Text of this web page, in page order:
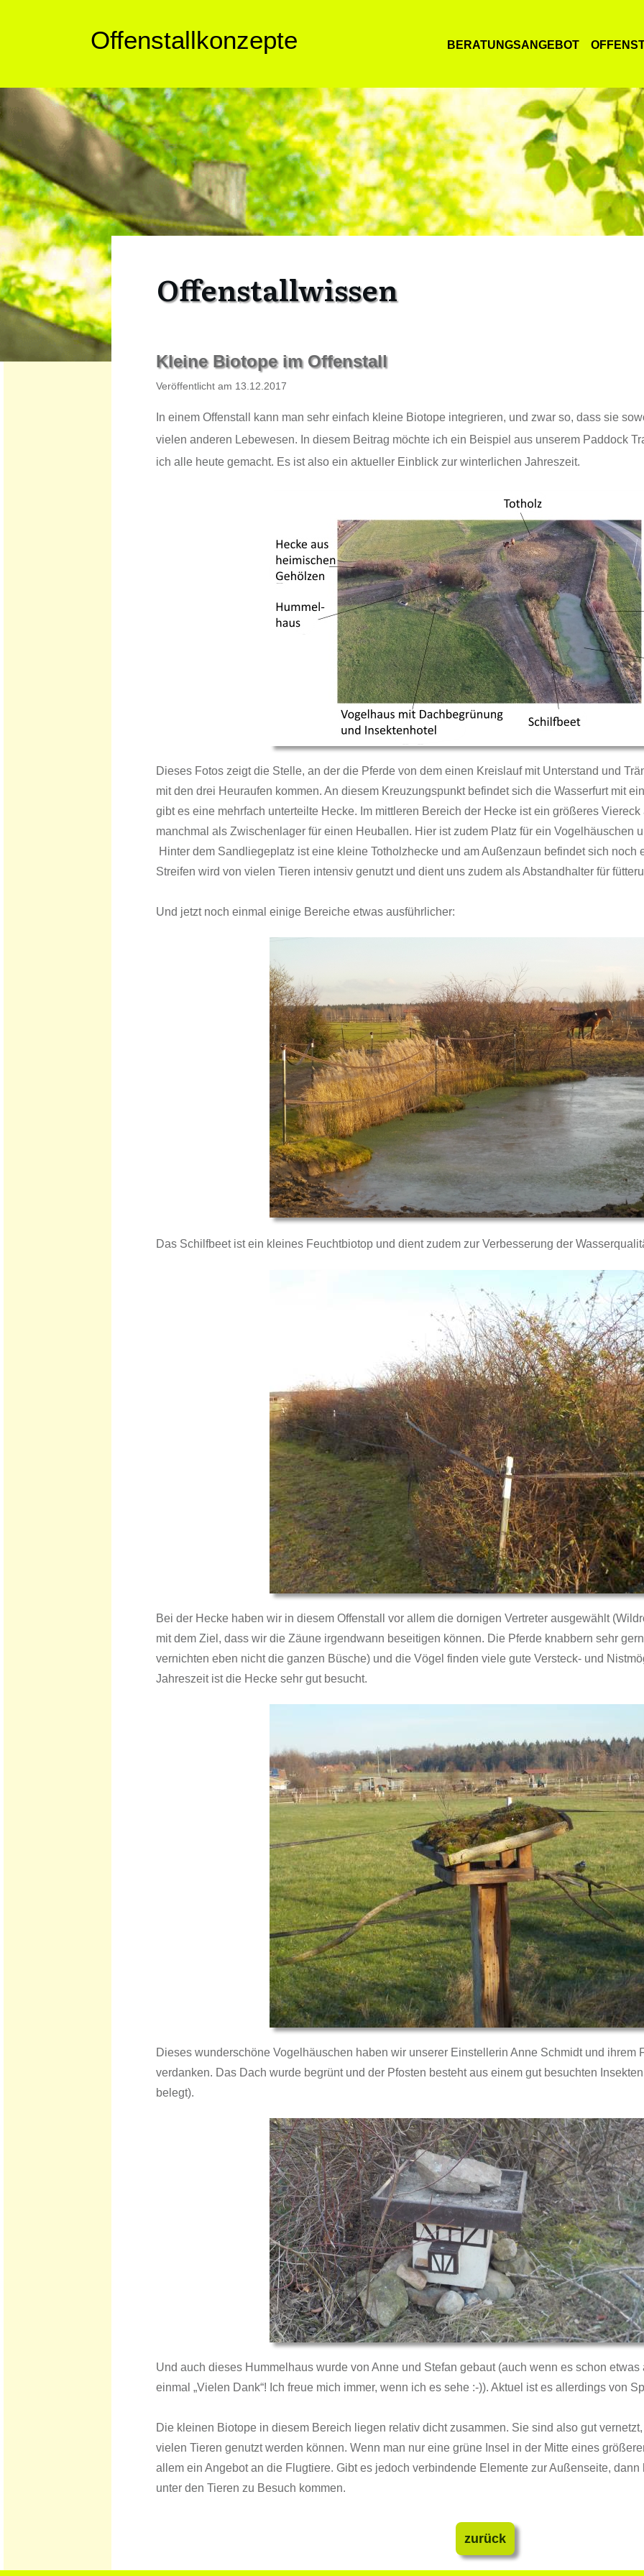
Offenstallkonzepte BERATUNGSANGEBOT
Offenstallwissen
Kleine Biotope im Offenstall
Veröffentlicht am 13.12.2017
In einem Offenstall kann man sehr einfach kleine Biotope integrieren, und zwar so, dass sie
vielen anderen Lebewesen. In diesem Beitrag möchte ich ein Beispiel aus unserem Paddock
ich alle heute gemacht. Es ist also ein aktueller Einblick zur winterlichen Jahreszeit.
Dieses Fotos zeigt die Stelle, an der die Pferde von dem einen Kreislauf mit Unterstand und
mit den drei Heuraufen kommen. An diesem Kreuzungspunkt befindet sich die Wasserfurt mit
gibt es eine mehrfach unterteilte Hecke. Im mittleren Bereich der Hecke ist ein größeres
manchmal als Zwischenlager für einen Heuballen. Hier ist zudem Platz für ein Vogelhäuschen
Hinter dem Sandliegeplatz ist eine kleine Totholzhecke und am Außenzaun befindet sich noch
Streifen wird von vielen Tieren intensiv genutzt und dient uns zudem als Abstandhalter für
Und jetzt noch einmal einige Bereiche etwas ausführlicher:
Das Schilfbeet ist ein kleines Feuchtbiotop und dient zudem zur Verbesserung der
Bei der Hecke haben wir in diesem Offenstall vor allem die dornigen Vertreter ausgewählt
mit dem Ziel, dass wir die Zäune irgendwann beseitigen können. Die Pferde knabbern sehr
vernichten eben nicht die ganzen Büsche) und die Vögel finden viele gute Versteck- und
Jahreszeit ist die Hecke sehr gut besucht.
Dieses wunderschöne Vogelhäuschen haben wir unserer Einstellerin Anne Schmidt und ihrem
verdanken. Das Dach wurde begrünt und der Pfosten besteht aus einem gut besuchten
belegt).
Und auch dieses Hummelhaus wurde von Anne und Stefan gebaut (auch wenn es schon
einmal „Vielen Dank“! Ich freue mich immer, wenn ich es sehe :-)). Aktuel ist es allerdings von
Die kleinen Biotope in diesem Bereich liegen relativ dicht zusammen. Sie sind also gut
vielen Tieren genutzt werden können. Wenn man nur eine grüne Insel in der Mitte eines
allem ein Angebot an die Flugtiere. Gibt es jedoch verbindende Elemente zur Außenseite,
unter den Tieren zu Besuch kommen.
zurück